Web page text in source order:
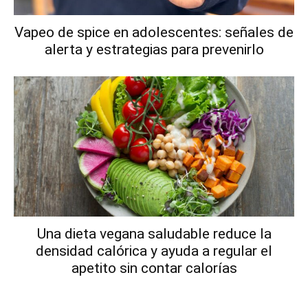
Vapeo de spice en adolescentes: señales de
alerta y estrategias para prevenirlo
Una dieta vegana saludable reduce la
densidad calórica y ayuda a regular el
apetito sin contar calorías